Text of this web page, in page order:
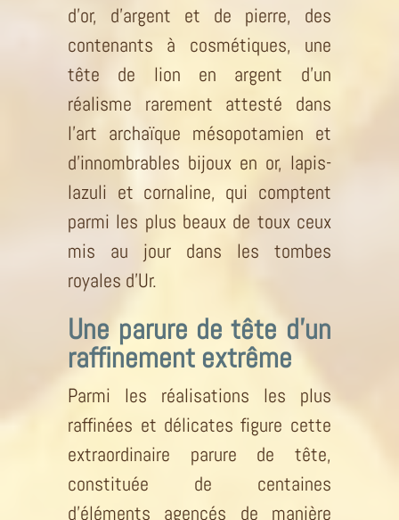
d’or, d’argent et de pierre, des
contenants à cosmétiques, une
tête de lion en argent d’un
réalisme rarement attesté dans
l’art archaïque mésopotamien et
d’innombrables bijoux en or, lapis-
lazuli et cornaline, qui comptent
parmi les plus beaux de toux ceux
mis au jour dans les tombes
royales d’Ur.
Une parure de tête d’un
raffinement extrême
Parmi les réalisations les plus
raffinées et délicates figure cette
extraordinaire parure de tête,
constituée de centaines
d’éléments agencés de manière